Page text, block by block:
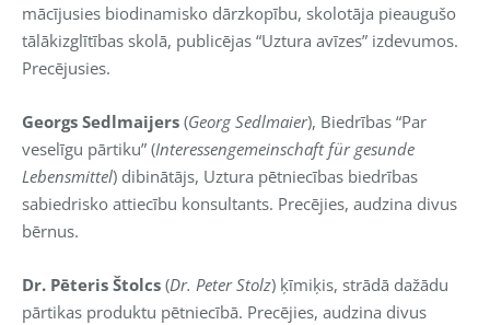
mācījusies biodinamisko dārzkopību, skolotāja pieaugušo
tālākizglītības skolā, publicējas “Uztura avīzes” izdevumos.
Precējusies.
Georgs Sedlmaijers (Georg Sedlmaier), Biedrības “Par
veselīgu pārtiku” (Interessengemeinschaft für gesunde
Lebensmittel) dibinātājs, Uztura pētniecības biedrības
sabiedrisko attiecību konsultants. Precējies, audzina divus
bērnus.
Dr. Pēteris Štolcs (Dr. Peter Stolz) ķīmiķis, strādā dažādu
pārtikas produktu pētniecībā. Precējies, audzina divus